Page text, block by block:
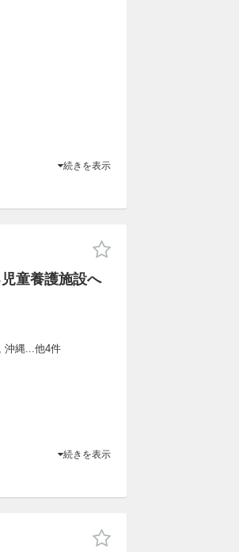
続きを表示
童養護施設へ
沖縄...他4件
続きを表示